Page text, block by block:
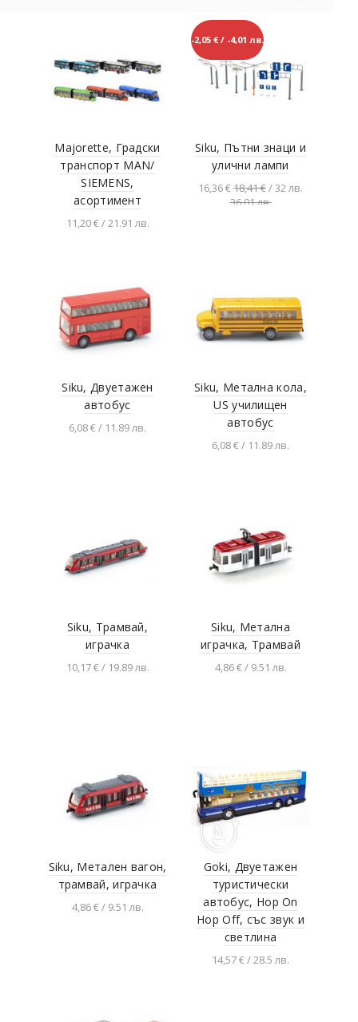
Majorette, Градски
транспорт MAN/
SIEMENS,
асортимент
11,20 € / 21.91 лв.
-2,05 € / -4,01 лв.
Siku, Пътни знаци и
улични лампи
16,36 €18,41 €/ 32 лв.
36.01 лв.
Siku, Двуетажен
автобус
6,08 € / 11.89 лв.
Siku, Метална кола,
US училищен
автобус
6,08 € / 11.89 лв.
Siku, Трамвай,
играчка
10,17 € / 19.89 лв.
Siku, Метална
играчка, Трамвай
4,86 € / 9.51 лв.
Siku, Метален вагон,
трамвай, играчка
4,86 € / 9.51 лв.
Goki, Двуетажен
туристически
автобус, Hop On
Hop Off, със звук и
светлина
14,57 € / 28.5 лв.